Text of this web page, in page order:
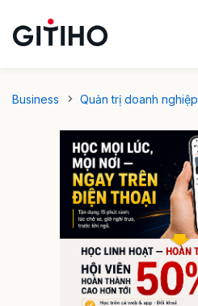
Business Quản trị doanh nghiệp